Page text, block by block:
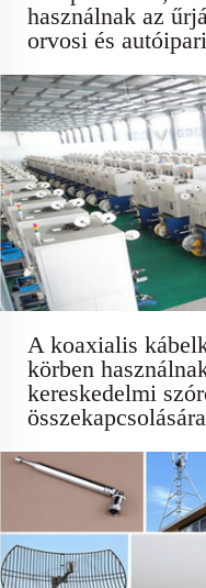
használnak az
orvosi és
A koaxialis
körben
kereskedelmi